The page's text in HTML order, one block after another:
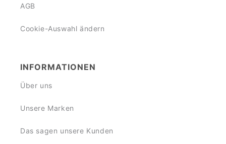
AGB
Cookie-Auswahl ändern
INFORMATIONEN
Über uns
Unsere Marken
Das sagen unsere Kunden